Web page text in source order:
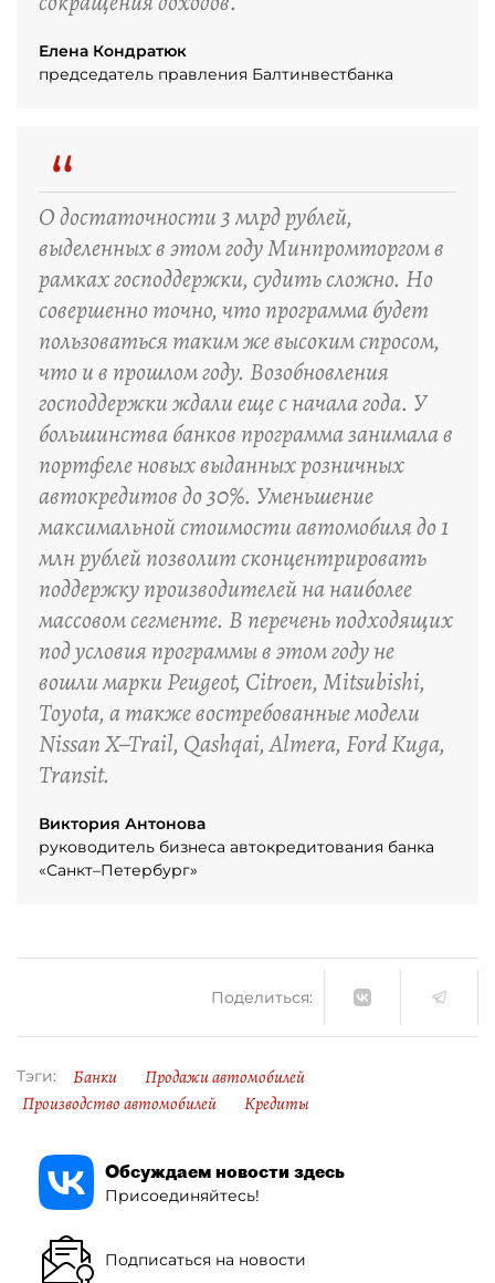
Елена Кондратюк
председатель правления Балтинвестбанка
“
О достаточности 3 млрд рублей,
выделенных в этом году Минпромторгом в
рамках господдержки, судить сложно. Но
совершенно точно, что программа будет
пользоваться таким же высоким спросом,
что и в прошлом году. Возобновления
господдержки ждали еще с начала года. У
большинства банков программа занимала в
портфеле новых выданных розничных
автокредитов до 30%. Уменьшение
максимальной стоимости автомобиля до 1
млн рублей позволит сконцентрировать
поддержку производителей на наиболее
массовом сегменте. В перечень подходящих
под условия программы в этом году не
вошли марки Peugeot, Citroen, Mitsubishi,
Toyota, а также востребованные модели
Nissan X–Trail, Qashqai, Almera, Ford Kuga,
Transit.
Виктория Антонова
руководитель бизнеса автокредитования банка
«Санкт–Петербург»
Поделиться:
Тэги: Банки
Продажи автомобилей
Производство автомобилей
Кредиты
Обсуждаем новости здесь
Присоединяйтесь!
Подписаться на новости